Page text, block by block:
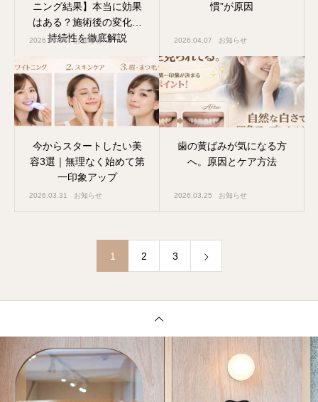
ニング結果】本当に効果
はある？施術後の変化と
持続性を徹底解説
2026.04.14 お知らせ
慣”が原因
2026.04.07 お知らせ
今からスタートしたい美
容3選｜無理なく始めて第
一印象アップ
2026.03.31 お知らせ
歯の黄ばみが気になる方
へ。原因とケア方法
2026.03.25 お知らせ
1 2 3